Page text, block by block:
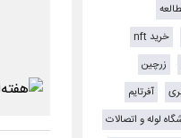
خرید nft
زرچین
آفرتایم
لوله و اتصالات